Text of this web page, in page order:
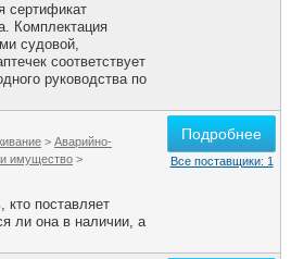
сертификат
Комплектация
судовой,
соответствует
руководства по
> Аварийно-
и имущество >
кто поставляет
ли она в наличии, а
Подробнее
Все поставщики: 1